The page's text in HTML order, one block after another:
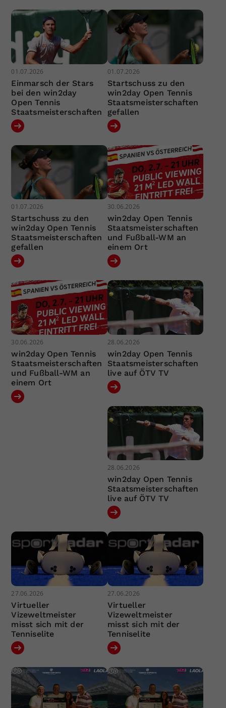
01.07.2026
Einmarsch der Stars
bei den win2day
Open Tennis
Staatsmeisterschaften
01.07.2026
Startschuss zu den
win2day Open Tennis
Staatsmeisterschaften
gefallen
01.07.2026
Startschuss zu den
win2day Open Tennis
Staatsmeisterschaften
gefallen
30.06.2026
win2day Open Tennis
Staatsmeisterschaften
und Fußball-WM an
einem Ort
30.06.2026
win2day Open Tennis
Staatsmeisterschaften
und Fußball-WM an
einem Ort
28.06.2026
win2day Open Tennis
Staatsmeisterschaften
live auf ÖTV TV
28.06.2026
win2day Open Tennis
Staatsmeisterschaften
live auf ÖTV TV
27.06.2026
Virtueller
Vizeweltmeister
misst sich mit der
Tenniselite
27.06.2026
Virtueller
Vizeweltmeister
misst sich mit der
Tenniselite